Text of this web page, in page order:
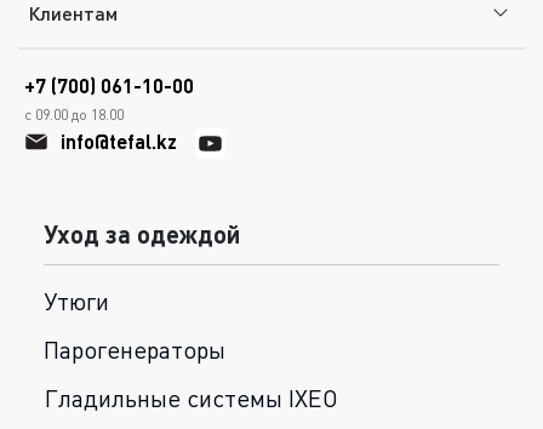
Клиентам
+7 (700) 061-10-00
с 09.00 до 18.00
info@tefal.kz
Уход за одеждой
Утюги
Парогенераторы
Гладильные системы IXEO